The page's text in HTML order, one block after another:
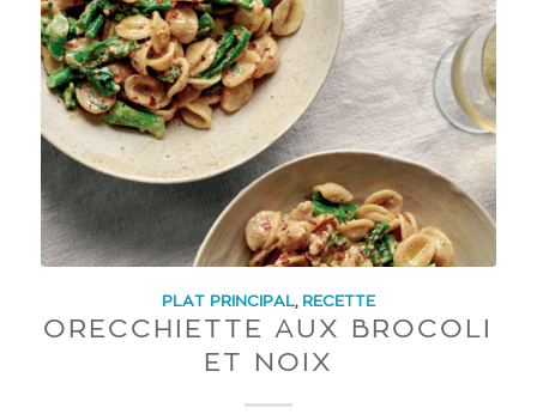
PLAT PRINCIPAL, RECETTE
ORECCHIETTE AUX BROCOLI
ET NOIX